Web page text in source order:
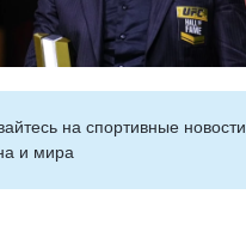
на cпортивные новости
и мира